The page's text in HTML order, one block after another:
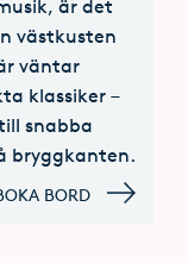
är det
västkusten
väntar
klassiker –
snabba
bryggkanten.
BORD